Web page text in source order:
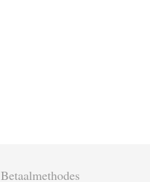
Betaalmethodes